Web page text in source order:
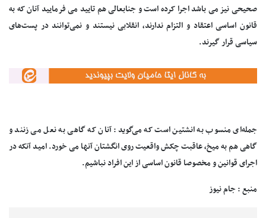
صحیحی نیز می باشد اجرا کرده است و جنابعالی هم تایید می فرمایید آنان که به
قانون اساسی اعتقاد و التزام ندارند، انقلابی نیستند و نمی‌توانند در پست‌های
سیاسی قرار گیرند.
جمله‌ای منسوب به انشتین است که می‌گوید: آنان که گاهی به نعل می زنند و
گاهی هم به میخ، عاقبت چکش واقعیت روی انگشتان آنها می خورد. امید آنکه در
اجرای قوانین و مخصوصا قانون اساسی از این افراد نباشیم.
منبع : جام نیوز